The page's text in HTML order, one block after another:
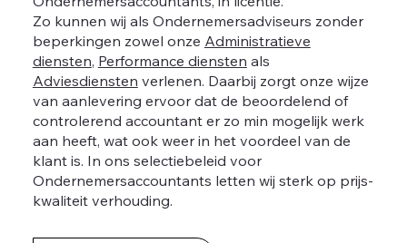
Zo kunnen wij als Ondernemersadviseurs zonder
beperkingen zowel onze Administratieve
diensten, Performance diensten als
Adviesdiensten verlenen. Daarbij zorgt onze wijze
van aanlevering ervoor dat de beoordelend of
controlerend accountant er zo min mogelijk werk
aan heeft, wat ook weer in het voordeel van de
klant is. In ons selectiebeleid voor
Ondernemersaccountants letten wij sterk op prijs-
kwaliteit verhouding.